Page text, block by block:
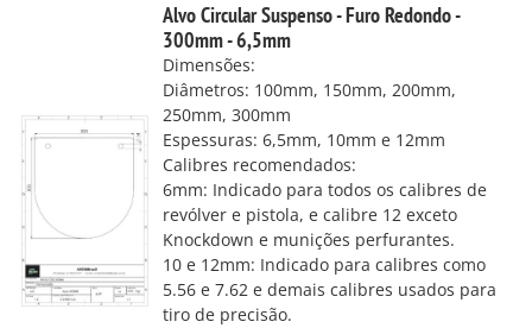
Alvo Circular Suspenso - Furo Redondo -
300mm - 6,5mm
Dimensões:
Diâmetros: 100mm, 150mm, 200mm,
250mm, 300mm
Espessuras: 6,5mm, 10mm e 12mm
Calibres recomendados:
6mm: Indicado para todos os calibres de
revólver e pistola, e calibre 12 exceto
Knockdown e munições perfurantes.
10 e 12mm: Indicado para calibres como
5.56 e 7.62 e demais calibres usados para
tiro de precisão.